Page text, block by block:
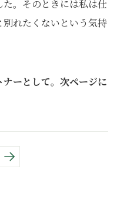
。そのときには私は仕
れたくないという気持
ナーとして。 次ページに